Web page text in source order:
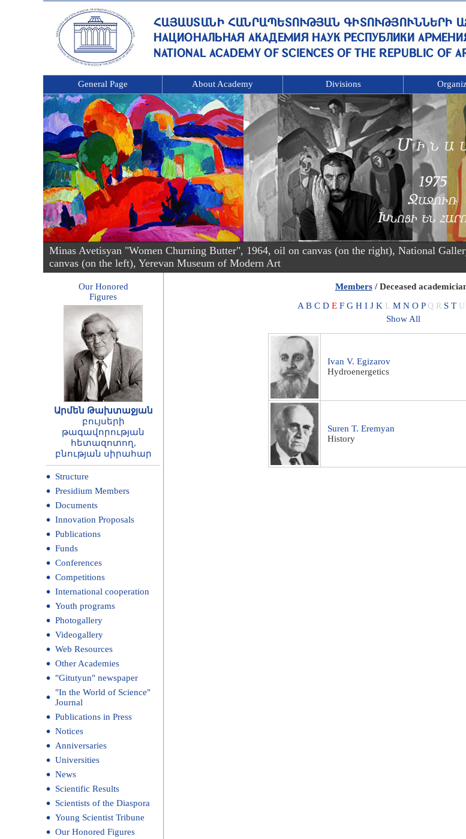
General Page About Academy Divisions
Minas Avetisyan "Women Churning Butter", 1964, oil on canvas (on the right), National
canvas (on the left), Yerevan Museum of Modern Art
Our Honored
Figures
Արմեն Թախտաջյան
բույսերի
թագավորության
հետազոտող,
բնության սիրահար
Structure
Presidium Members
Documents
Innovation Proposals
Publications
Funds
Conferences
Competitions
International cooperation
Youth programs
Photogallery
Videogallery
Web Resources
Other Academies
"Gitutyun" newspaper
"In the World of Science"
Journal
Publications in Press
Notices
Anniversaries
Universities
News
Scientific Results
Scientists of the Diaspora
Young Scientist Tribune
Our Honored Figures
Members/ Deceased
A B C D E F G H I J K L M N O P Q R S T U
Show All
Ivan V. Egizarov
Hydroenergetics
Suren T. Eremyan
History